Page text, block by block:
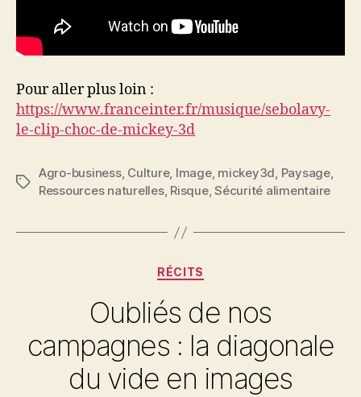
Pour aller plus loin :
https://www.franceinter.fr/musique/sebolavy-
le-clip-choc-de-mickey-3d
Étiquettes
Agro-business, Culture, Image, mickey3d, Paysage,
Ressources naturelles, Risque,Sécurité alimentaire
Catégories
RÉCITS
Oubliés de nos
campagnes : la diagonale
du vide en images